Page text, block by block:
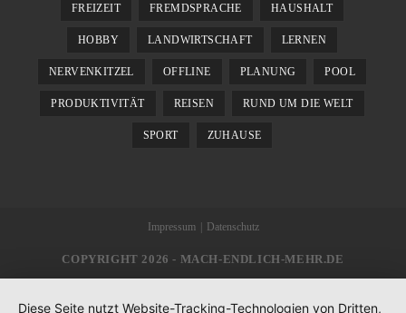
FREIZEIT FREMDSPRACHE HAUSHALT
HOBBY LANDWIRTSCHAFT LERNEN
NERVENKITZEL OFFLINE PLANUNG POOL
PRODUKTIVITÄT REISEN RUND UM DIE WELT
SPORT ZUHAUSE
Impressum Datenschutz
COPYRIGHT 2026 - MACH-ENDLICH-MEHR.DE
Diese Seite nutzt Website-Tracking-Technologien von Dritten,